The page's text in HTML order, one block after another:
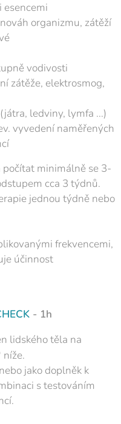
esencemi
organizmu, zátěží
vodivosti
zátěže, elektrosmog,
ledviny, lymfa ...)
vyvedení naměřených
minimálně se 3-
cca 3 týdnů.
jednou týdně nebo
frekvencemi,
účinnost
- 1h
lidského těla na
jako doplněk k
s testováním